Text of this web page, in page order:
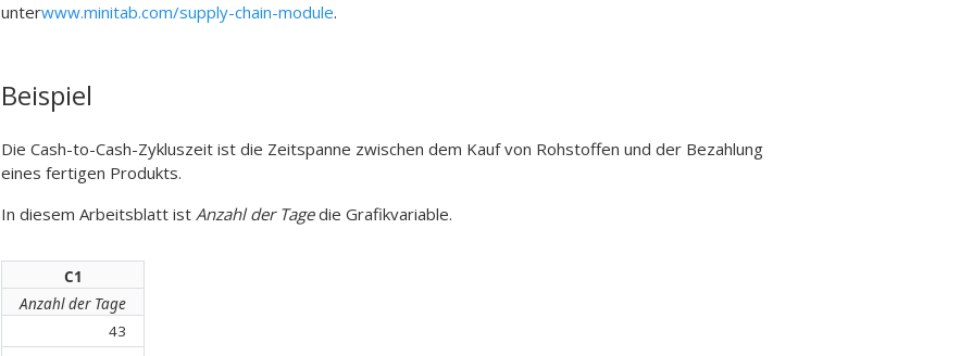
unterwww.minitab.com/supply-chain-module.
Beispiel
Die Cash-to-Cash-Zykluszeit ist die Zeitspanne zwischen dem Kauf von Rohstoffen und der Bezahlung
eines fertigen Produkts.
In diesem Arbeitsblatt ist Anzahl der Tagedie Grafikvariable.
C1
Anzahl der Tage
43